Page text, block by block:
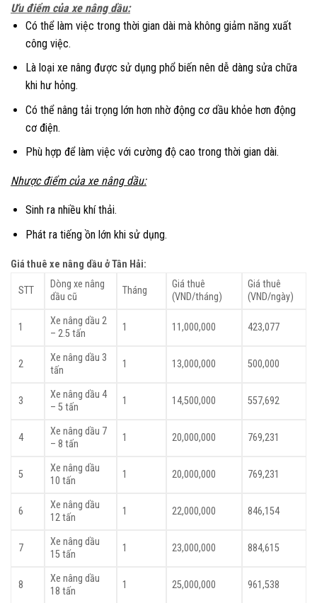
Ưu điểm của xe nâng dầu:
Có thể làm việc trong thời gian dài mà không giảm năng xuất
công việc.
Là loại xe nâng được sử dụng phổ biến nên dễ dàng sửa chữa
khi hư hỏng.
Có thể nâng tải trọng lớn hơn nhờ động cơ dầu khỏe hơn động
cơ điện.
Phù hợp để làm việc với cường độ cao trong thời gian dài.
Nhược điểm của xe nâng dầu:
Sinh ra nhiều khí thải.
Phát ra tiếng ồn lớn khi sử dụng.
Giá thuê xe nâng dầu ở Tân Hải:
STT
Dòng xe nâng
dầu cũ
Tháng
Giá thuê
(VND/tháng)
Giá thuê
(VND/ngày)
1
Xe nâng dầu 2
– 2.5 tấn
1 11,000,000 423,077
2
Xe nâng dầu 3
tấn
1 13,000,000 500,000
3
Xe nâng dầu 4
– 5 tấn
1 14,500,000 557,692
4
Xe nâng dầu 7
– 8 tấn
1 20,000,000 769,231
5
Xe nâng dầu
10 tấn
1 20,000,000 769,231
6
Xe nâng dầu
12 tấn
1 22,000,000 846,154
7
Xe nâng dầu
15 tấn
1 23,000,000 884,615
8
Xe nâng dầu
18 tấn
1 25,000,000 961,538